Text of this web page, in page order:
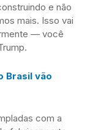
e não
mais. Isso vai
— você
Brasil vão
com a